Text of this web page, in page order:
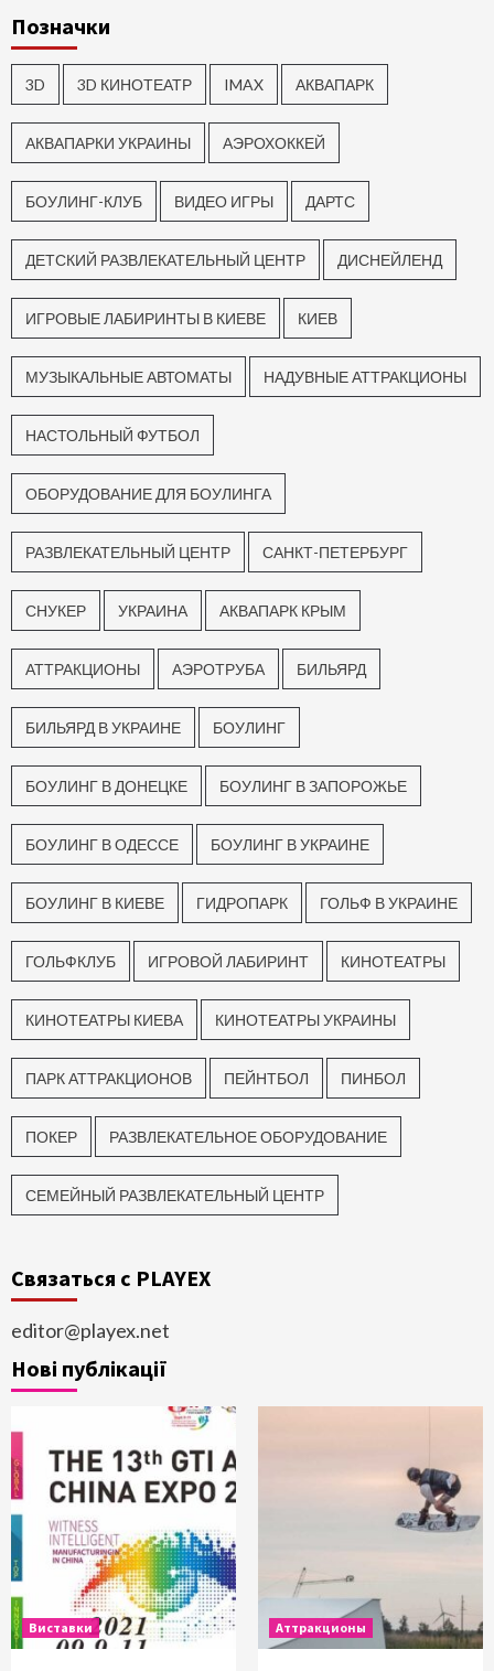
Позначки
3D 3D КИНОТЕАТР IMAX АКВАПАРК
АКВАПАРКИ УКРАИНЫ АЭРОХОККЕЙ
БОУЛИНГ-КЛУБ ВИДЕО ИГРЫ ДАРТС
ДЕТСКИЙ РАЗВЛЕКАТЕЛЬНЫЙ ЦЕНТР ДИСНЕЙЛЕНД
ИГРОВЫЕ ЛАБИРИНТЫ В КИЕВЕ КИЕВ
МУЗЫКАЛЬНЫЕ АВТОМАТЫ НАДУВНЫЕ АТТРАКЦИОНЫ
НАСТОЛЬНЫЙ ФУТБОЛ
ОБОРУДОВАНИЕ ДЛЯ БОУЛИНГА
РАЗВЛЕКАТЕЛЬНЫЙ ЦЕНТР САНКТ-ПЕТЕРБУРГ
СНУКЕР УКРАИНА АКВАПАРК КРЫМ
АТТРАКЦИОНЫ АЭРОТРУБА БИЛЬЯРД
БИЛЬЯРД В УКРАИНЕ БОУЛИНГ
БОУЛИНГ В ДОНЕЦКЕ БОУЛИНГ В ЗАПОРОЖЬЕ
БОУЛИНГ В ОДЕССЕ БОУЛИНГ В УКРАИНЕ
БОУЛИНГ В КИЕВЕ ГИДРОПАРК ГОЛЬФ В УКРАИНЕ
ГОЛЬФКЛУБ ИГРОВОЙ ЛАБИРИНТ КИНОТЕАТРЫ
КИНОТЕАТРЫ КИЕВА КИНОТЕАТРЫ УКРАИНЫ
ПАРК АТТРАКЦИОНОВ ПЕЙНТБОЛ ПИНБОЛ
ПОКЕР РАЗВЛЕКАТЕЛЬНОЕ ОБОРУДОВАНИЕ
СЕМЕЙНЫЙ РАЗВЛЕКАТЕЛЬНЫЙ ЦЕНТР
Связаться с PLAYEX
editor@playex.net
Нові публікації
Виставки Аттракционы